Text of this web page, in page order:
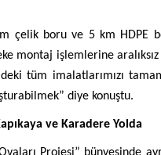
çelik boru ve 5 km HDPE
montaj işlemlerine
tüm imalatlarımızı
diye konuştu.
ve Karadere Yolda